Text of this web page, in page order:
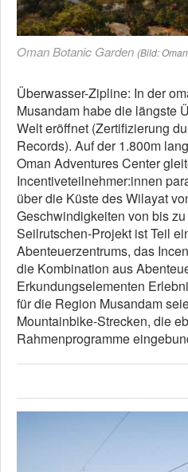
Oman Botanic Garden (Bild:
Überwasser-Zipline: In der
Musandam habe die längste
Welt eröffnet (Zertifizierung
Records). Auf der 1.800m
Oman Adventures Center
Incentiveteilnehmer:innen
über die Küste des Wilayat
Geschwindigkeiten von bis
Seilrutschen-Projekt ist Teil
Abenteuerzentrums, das
die Kombination aus
Erkundungselementen
für die Region Musandam
Mountainbike-Strecken, die
Rahmenprogramme